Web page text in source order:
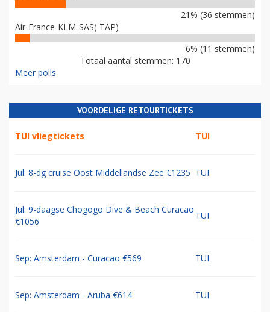
21% (36 stemmen)
Air-France-KLM-SAS(-TAP)
6% (11 stemmen)
Totaal aantal stemmen: 170
Meer polls
VOORDELIGE RETOURTICKETS
TUI vliegtickets TUI
Jul: 8-dg cruise Oost Middellandse Zee €1235 TUI
Jul: 9-daagse Chogogo Dive & Beach Curacao
€1056
TUI
Sep: Amsterdam - Curacao €569 TUI
Sep: Amsterdam - Aruba €614 TUI